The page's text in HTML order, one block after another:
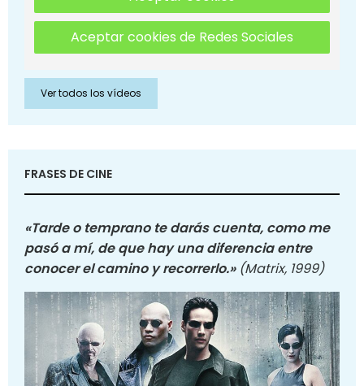
Aceptar cookies de Redes Sociales
Ver todos los vídeos
FRASES DE CINE
«Tarde o temprano te darás cuenta, como me
pasó a mí, de que hay una diferencia entre
conocer el camino y recorrerlo.» (Matrix, 1999)